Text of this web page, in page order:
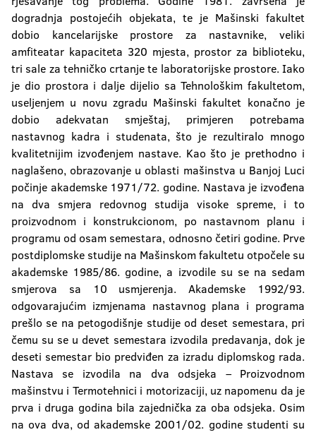
dogradnja postojećih objekata, te je Mašinski fakultet
dobio kancelarijske prostore za nastavnike, veliki
amfiteatar kapaciteta 320 mjesta, prostor za biblioteku,
tri sale za tehničko crtanje te laboratorijske prostore. Iako
je dio prostora i dalje dijelio sa Tehnološkim fakultetom,
useljenjem u novu zgradu Mašinski fakultet konačno je
dobio adekvatan smještaj, primjeren potrebama
nastavnog kadra i studenata, što je rezultiralo mnogo
kvalitetnijim izvođenjem nastave. Kao što je prethodno i
naglašeno, obrazovanje u oblasti mašinstva u Banjoj Luci
počinje akademske 1971/72. godine. Nastava je izvođena
na dva smjera redovnog studija visoke spreme, i to
proizvodnom i konstrukcionom, po nastavnom planu i
programu od osam semestara, odnosno četiri godine. Prve
postdiplomske studije na Mašinskom fakultetu otpočele su
akademske 1985/86. godine, a izvodile su se na sedam
smjerova sa 10 usmjerenja. Akademske 1992/93.
odgovarajućim izmjenama nastavnog plana i programa
prešlo se na petogodišnje studije od deset semestara, pri
čemu su se u devet semestara izvodila predavanja, dok je
deseti semestar bio predviđen za izradu diplomskog rada.
Nastava se izvodila na dva odsjeka – Proizvodnom
mašinstvu i Termotehnici i motorizaciji, uz napomenu da je
prva i druga godina bila zajednička za oba odsjeka. Osim
na ova dva, od akademske 2001/02. godine studenti su